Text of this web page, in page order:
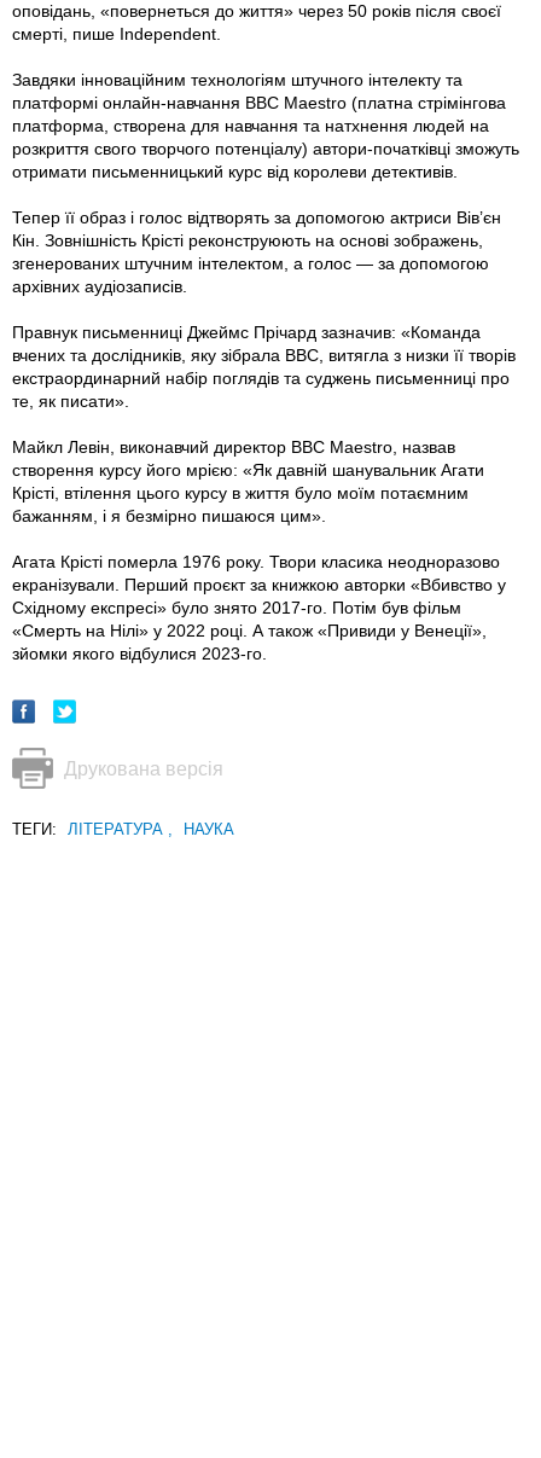
оповідань, «повернеться до життя» через 50 років після своєї
смерті, пише Independent.
Завдяки інноваційним технологіям штучного інтелекту та
платформі онлайн-навчання BBC Maestro (платна стрімінгова
платформа, створена для навчання та натхнення людей на
розкриття свого творчого потенціалу) автори-початківці зможуть
отримати письменницький курс від королеви детективів.
Тепер її образ і голос відтворять за допомогою актриси Вів’єн
Кін. Зовнішність Крісті реконструюють на основі зображень,
згенерованих штучним інтелектом, а голос — за допомогою
архівних аудіозаписів.
Правнук письменниці Джеймс Прічард зазначив: «Команда
вчених та дослідників, яку зібрала ВВС, витягла з низки її творів
екстраординарний набір поглядів та суджень письменниці про
те, як писати».
Майкл Левін, виконавчий директор ВВС Maestro, назвав
створення курсу його мрією: «Як давній шанувальник Агати
Крісті, втілення цього курсу в життя було моїм потаємним
бажанням, і я безмірно пишаюся цим».
Агата Крісті померла 1976 року. Твори класика неодноразово
екранізували. Перший проєкт за книжкою авторки «Вбивство у
Східному експресі» було знято 2017-го. Потім був фільм
«Смерть на Нілі» у 2022 році. А також «Привиди у Венеції»,
зйомки якого відбулися 2023-го.
Друкована версія
ТЕГИ: ЛІТЕРАТУРА , НАУКА